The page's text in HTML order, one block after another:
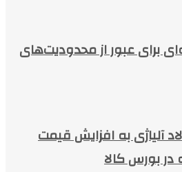
برای عبور از محدودیت‌های
آلیاژی به افزایش قیمت
در بورس کالا